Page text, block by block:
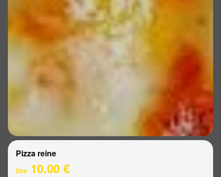
Pizza reine
Dès 10.00 €